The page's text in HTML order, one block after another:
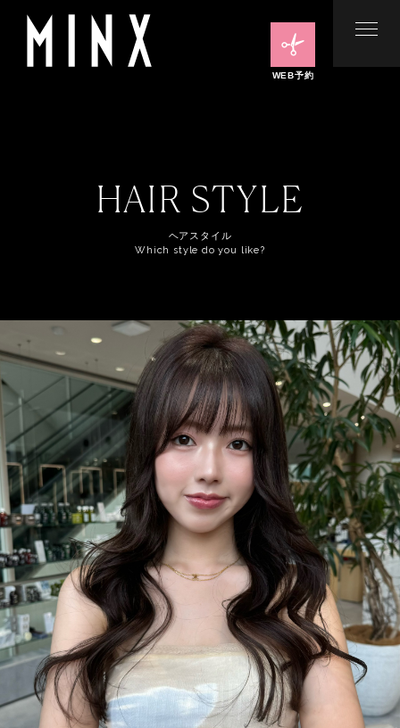
WEB予約
HAIR STYLE
ヘアスタイル
Which style do you like?